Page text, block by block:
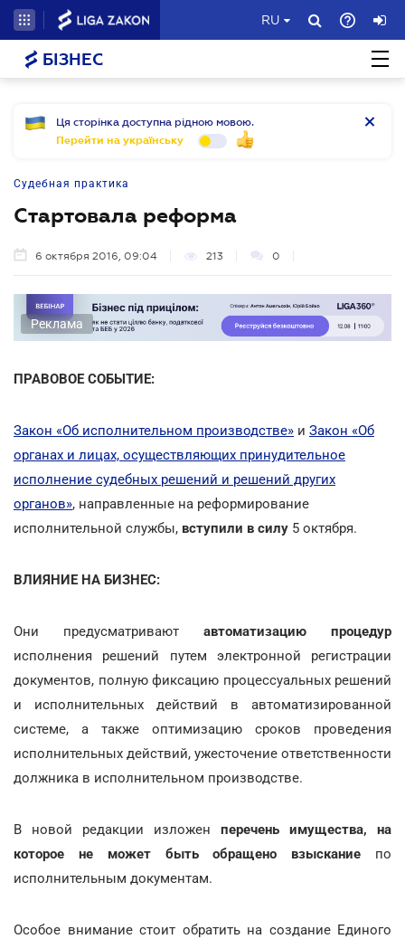
RU
БІЗНЕС
Ця сторінка доступна рідною мовою.
Перейти на українську
Судебная практика
Стартовала реформа
6 октября 2016, 09:04 213 0
Реклама
ПРАВОВОЕ СОБЫТИЕ:
Закон «Об исполнительном производстве» и Закон «Об
органах и лицах, осуществляющих принудительное
исполнение судебных решений и решений других
органов», направленные на реформирование
исполнительной службы, вступили в силу 5 октября.
ВЛИЯНИЕ НА БИЗНЕС:
Они предусматривают автоматизацию процедур
исполнения решений путем электронной регистрации
документов, полную фиксацию процессуальных решений
и исполнительных действий в автоматизированной
системе, а также оптимизацию сроков проведения
исполнительных действий, ужесточение ответственности
должника в исполнительном производстве.
В новой редакции изложен перечень имущества, на
которое не может быть обращено взыскание по
исполнительным документам.
Особое внимание стоит обратить на создание Единого